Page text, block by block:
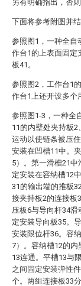
另有明确指出，否
下面将参考附图并
参照图1，一种全自
作台1的上表面固定
板41。
参照图2，工作台1
作台1上还开设多个
参照图1-3，一种全
11的内壁处夹持板
运动以使链条被压
安装在凹槽11中。
5）。第一滑槽21
定安装在容纳槽12
31的输出端的推板
接夹持板2的连接板
压板6与导向杆34滑
定安装导向板35。
安装限位杆36。容
7）。容纳槽12的内
13连通。平槽13与
之间固定安装弹性
个。两组连接板33